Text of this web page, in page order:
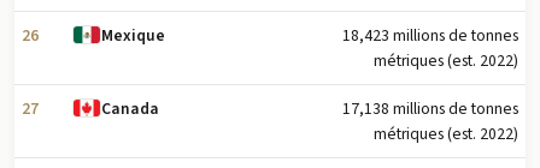
26 Mexique
18,423 millions de tonnes
métriques (est. 2022)
27 Canada
17,138 millions de tonnes
métriques (est. 2022)